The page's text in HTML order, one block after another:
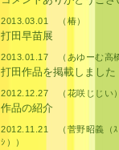
2013.03.01 （椿）
打田早苗展
2013.01.17 （あゆーむ高
打田作品を掲載しました
2012.12.27 （花咲じじい）
作品の紹介
2012.11.21 （菅野昭義（ｽ
ｼ））